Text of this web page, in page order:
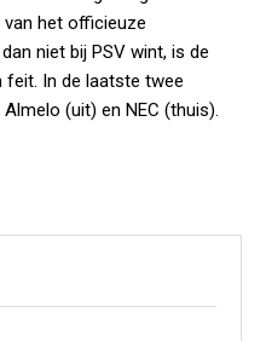
van het officieuze
niet bij PSV wint, is de
feit. In de laatste twee
(uit) en NEC (thuis).